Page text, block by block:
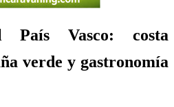
País Vasco: costa
verde y gastronomía